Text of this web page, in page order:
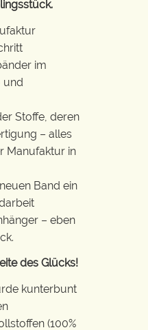
im
und
Stoffe, deren
– alles
Manufaktur in
Band ein
– eben
des Glücks!
kunterbunt
(100%